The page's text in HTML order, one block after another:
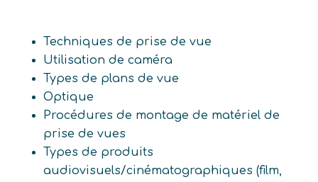
Techniques de prise de vue
Utilisation de caméra
Types de plans de vue
Optique
Procédures de montage de matériel de
prise de vues
Types de produits
audiovisuels/cinématographiques (film,